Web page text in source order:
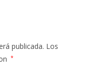
publicada. Los
*